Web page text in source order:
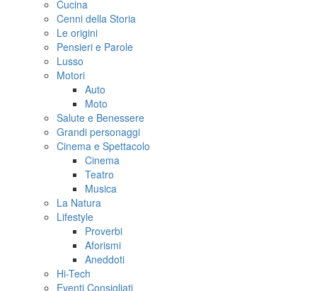
Cucina
Cenni della Storia
Le origini
Pensieri e Parole
Lusso
Motori
Auto
Moto
Salute e Benessere
Grandi personaggi
Cinema e Spettacolo
Cinema
Teatro
Musica
La Natura
Lifestyle
Proverbi
Aforismi
Aneddoti
Hi-Tech
Eventi Consigliati